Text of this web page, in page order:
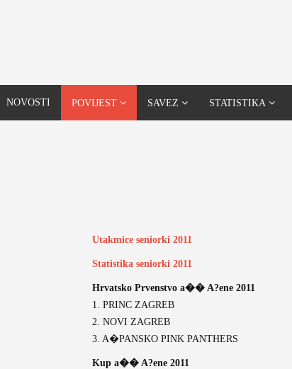
NOVOSTI POVIJEST SAVEZ STATISTIKA
Utakmice seniorki 2011
Statistika seniorki 2011
Hrvatsko Prvenstvo a�� A?ene 2011
1. PRINC ZAGREB
2. NOVI ZAGREB
3. A�PANSKO PINK PANTHERS
Kup a�� A?ene 2011